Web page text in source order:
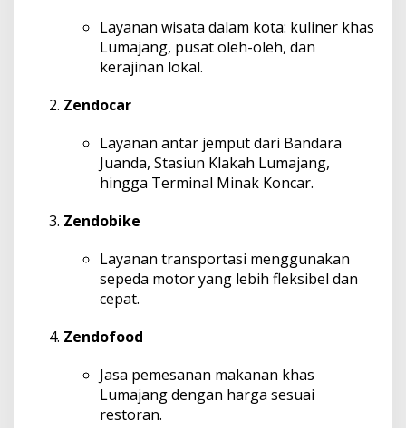
Layanan wisata dalam kota: kuliner khas
Lumajang, pusat oleh-oleh, dan
kerajinan lokal.
Zendocar
Layanan antar jemput dari Bandara
Juanda, Stasiun Klakah Lumajang,
hingga Terminal Minak Koncar.
Zendobike
Layanan transportasi menggunakan
sepeda motor yang lebih fleksibel dan
cepat.
Zendofood
Jasa pemesanan makanan khas
Lumajang dengan harga sesuai
restoran.